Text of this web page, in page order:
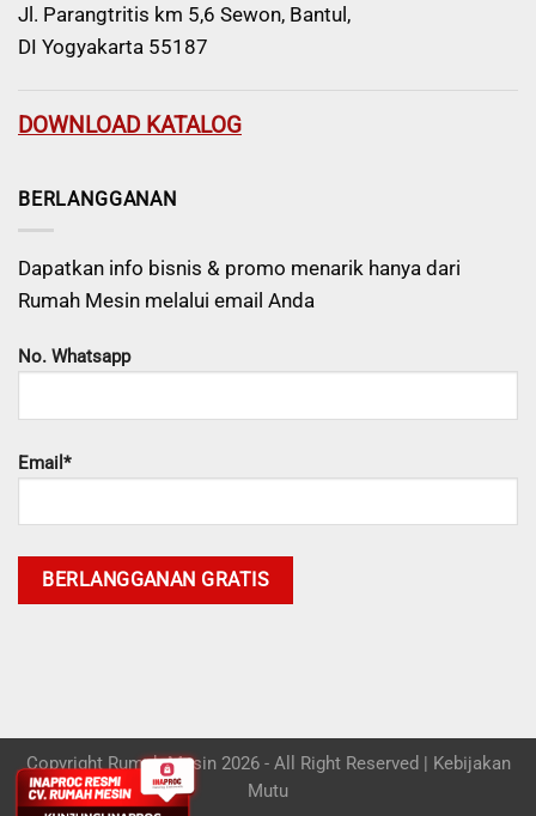
Jl. Parangtritis km 5,6 Sewon, Bantul,
DI Yogyakarta 55187
DOWNLOAD KATALOG
BERLANGGANAN
Dapatkan info bisnis & promo menarik hanya dari
Rumah Mesin melalui email Anda
No. Whatsapp
Email*
Copyright Rumah Mesin 2026 - All Right Reserved | Kebijakan
Mutu